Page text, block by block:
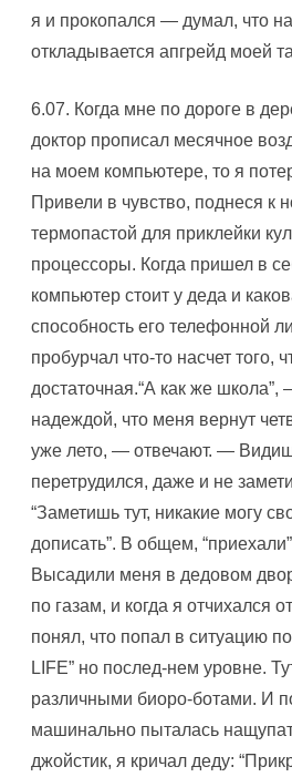
я и прокопался — думал, что
откладывается апгрейд моей
6.07. Когда мне по дороге в
доктор прописал месячное
на моем компьютере, то я
Привели в чувство, поднеся к
термопастой для приклейки
процессоры. Когда пришел в
компьютер стоит у деда и
способность его телефонной
пробурчал что-то насчет того,
достаточная.“А как же
надеждой, что меня вернут
уже лето, — отвечают. —
перетрудился, даже и не
“Заметишь тут, никакие могу
дописать”. В общем,
Высадили меня в дедовом
по газам, и когда я отчихался
понял, что попал в ситуацию
LIFE” но послед-нем уровне.
различными биоро-ботами. И
машинально пыталась
джойстик, я кричал деду: